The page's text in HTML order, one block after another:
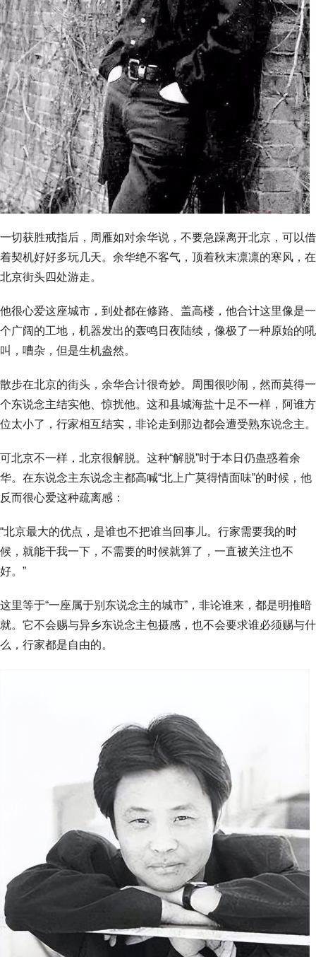
一切获胜戒指后，周雁如对余华说，不要急躁离开北京，可以借
着契机好好多玩几天。余华绝不客气，顶着秋末凛凛的寒风，在
北京街头四处游走。
他很心爱这座城市，到处都在修路、盖高楼，他合计这里像是一
个广阔的工地，机器发出的轰鸣日夜陆续，像极了一种原始的吼
叫，嘈杂，但是生机盎然。
散步在北京的街头，余华合计很奇妙。周围很吵闹，然而莫得一
个东说念主结实他、惊扰他。这和县城海盐十足不一样，阿谁方
位太小了，行家相互结实，非论走到那边都会遭受熟东说念主。
可北京不一样，北京很解脱。这种“解脱”时于本日仍蛊惑着余
华。在东说念主东说念主都高喊“北上广莫得情面味”的时候，他
反而很心爱这种疏离感：
“北京最大的优点，是谁也不把谁当回事儿。行家需要我的时
候，就能干我一下，不需要的时候就算了，一直被关注也不
好。”
这里等于“一座属于别东说念主的城市”，非论谁来，都是明推暗
就。它不会赐与异乡东说念主包摄感，也不会要求谁必须赐与什
么，行家都是自由的。